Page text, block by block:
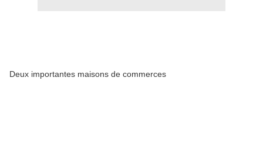
Deux importantes maisons de commerces